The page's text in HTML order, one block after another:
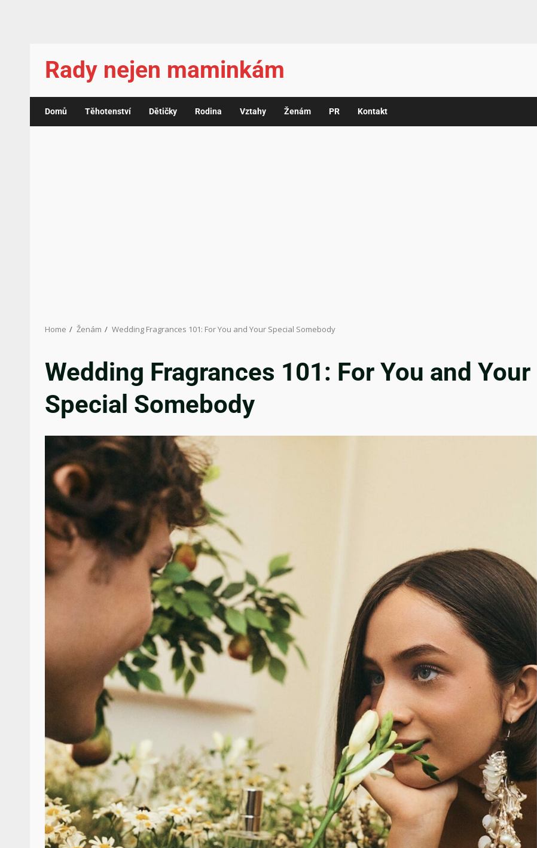
Rady nejen maminkám
Domů Těhotenství Dětičky Rodina Vztahy Ženám PR Kontakt
Home Ženám Wedding Fragrances 101: For You and Your Special Somebody
Wedding Fragrances 101: For You and Your
Special Somebody